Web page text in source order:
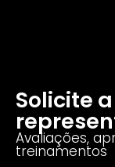
Solicite
Avaliações,
treinamentos